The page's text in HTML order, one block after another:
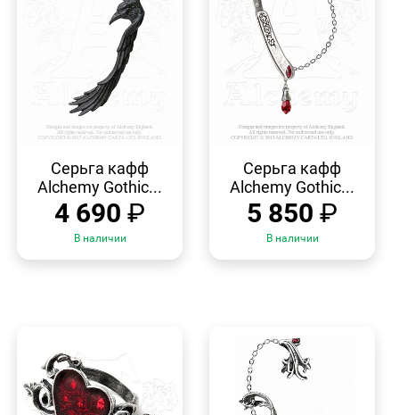
ПРОСМОТР
Серьга кафф
Alchemy Gothic...
4 690 ₽
В наличии
ПРОСМОТР
Серьга кафф
Alchemy Gothic...
5 850 ₽
В наличии